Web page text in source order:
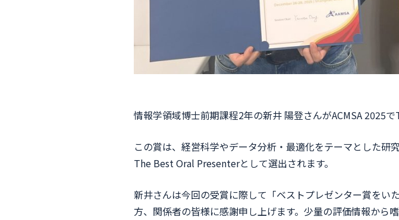
情報学領域博士前期課程2年の新井 陽登さんがACMSA 2025
この賞は、経営科学やデータ分析・最適化をテーマとした
The Best Oral Presenterとして選出されます。
新井さんは今回の受賞に際して「ベストプレゼンター賞をい
方、関係者の皆様に感謝申し上げます。少量の評価情報から